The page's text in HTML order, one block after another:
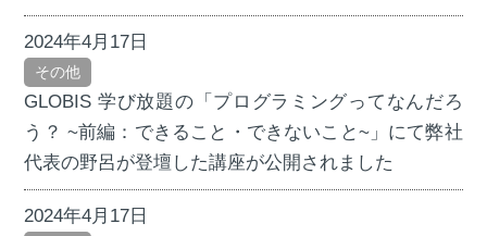
2024年4月17日
その他
GLOBIS 学び放題の「プログラミングってなんだろ
う？ ~前編：できること・できないこと~」にて弊社
代表の野呂が登壇した講座が公開されました
2024年4月17日